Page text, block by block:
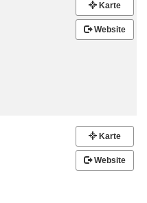
Karte
Website
Karte
Website